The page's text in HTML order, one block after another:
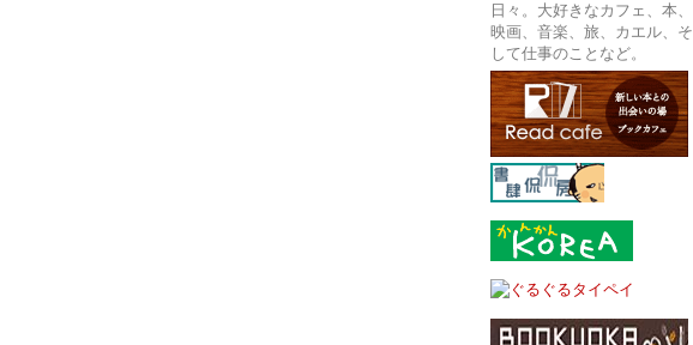
日々。大好きなカフェ、本、
映画、音楽、旅、カエル、そ
して仕事のことなど。